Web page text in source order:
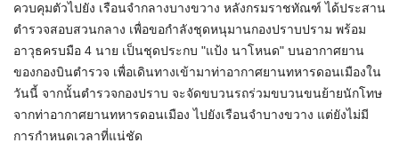
ควบคุมตัวไปยัง เรือนจำกลางบางขวาง หลังกรมราชทัณฑ์ ได้ประสาน
ตำรวจสอบสวนกลาง เพื่อขอกำลังชุดหนุมานกองปราบปราม พร้อม
อาวุธครบมือ 4 นาย เป็นชุดประกบ "แป้ง นาโหนด" บนอากาศยาน
ของกองบินตำรวจ เพื่อเดินทางเข้ามาท่าอากาศยานทหารดอนเมืองใน
วันนี้ จากนั้นตำรวจกองปราบ จะจัดขบวนรถร่วมขบวนขนย้ายนักโทษ
จากท่าอากาศยานทหารดอนเมือง ไปยังเรือนจำบางขวาง แต่ยังไม่มี
การกำหนดเวลาที่แน่ชัด